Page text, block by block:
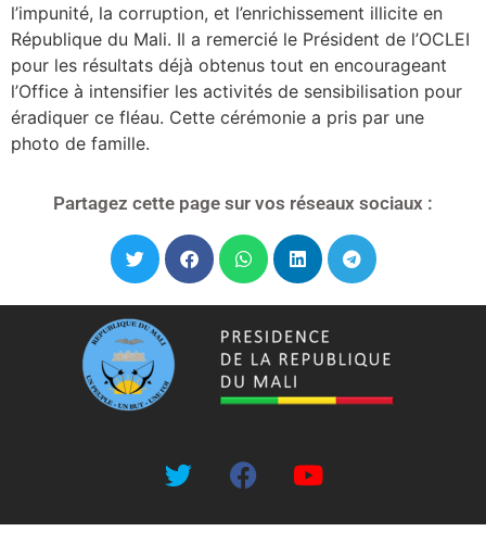
l’impunité, la corruption, et l’enrichissement illicite en
République du Mali. Il a remercié le Président de l’OCLEI
pour les résultats déjà obtenus tout en encourageant
l’Office à intensifier les activités de sensibilisation pour
éradiquer ce fléau. Cette cérémonie a pris par une
photo de famille.
Partagez cette page sur vos réseaux sociaux :